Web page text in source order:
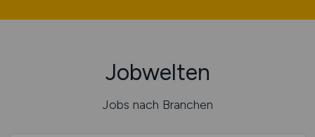
Jobwelten
Jobs nach Branchen